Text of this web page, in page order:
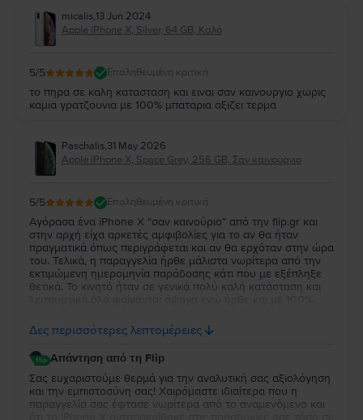
micalis,13 Jun 2024
Apple iPhone X, Silver, 64 GB, Καλό
5/5 Επαληθευμένη κριτική
το πηρα σε καλη κατασταση και ειναι σαν καινουργιο χωρις
καμια γρατζουνια με 100% μπαταρια αξιζει τερμα
Paschalis,31 May 2026
Apple iPhone X, Space Grey, 256 GB, Σαν καινούργιο
5/5 Επαληθευμένη κριτική
Αγόρασα ένα iPhone X “σαν καινούριο” από την flip.gr και
στην αρχή είχα αρκετές αμφιβολίες για το αν θα ήταν
πραγματικά όπως περιγράφεται και αν θα ερχόταν στην ώρα
του. Τελικά, η παραγγελία ήρθε μάλιστα νωρίτερα από την
εκτιμώμενη ημερομηνία παράδοσης κάτι που με εξέπληξε
θετικά. Το κινητό ήταν σε γενικά πολύ καλή κατάσταση και
κάποιες μικρές γρατζουνιές στο πλαίσιο στην οθόνη και στο
πίσω γυαλί αλλά είναι τόσο διακριτικές που φαίνονται
κυρίως στο φως και δεν ενοχλούν ιδιαίτερα στην
καθημερινή χρήση. Ούτως ή άλλως του έβαλα θήκη οπότε
δεν με επηρέασε καθόλου αυτό. Συνολικά έμεινα αρκετά
ικανοποιημένος και σίγουρα θα ξαναέκανα αγορά στο
μέλλον. Θα τη συνιστούσα σε όποιον θέλει οικονομικές και
Δες περισσότερες λεπτομέρειες
Απάντηση από τη Flip
Σας ευχαριστούμε θερμά για την αναλυτική σας αξιολόγηση
και την εμπιστοσύνη σας! Χαιρόμαστε ιδιαίτερα που η
παραγγελία σας έφτασε νωρίτερα από το αναμενόμενο και